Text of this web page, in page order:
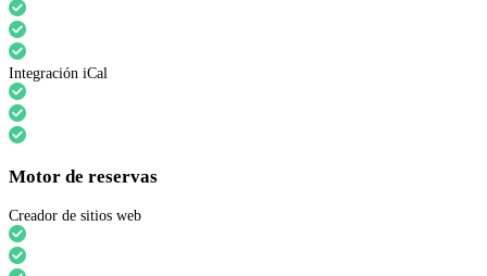
Integración iCal
Motor de reservas
Creador de sitios web